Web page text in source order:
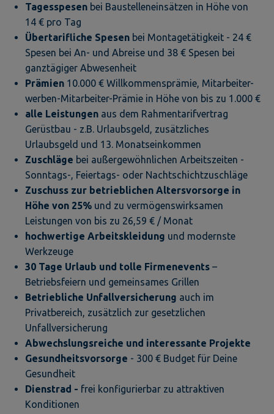
Tagesspesen bei Baustelleneinsätzen in Höhe von
14 € pro Tag
Übertarifliche Spesen bei Montagetätigkeit - 24 €
Spesen bei An- und Abreise und 38 € Spesen bei
ganztägiger Abwesenheit
Prämien 10.000 € Willkommensprämie, Mitarbeiter-
werben-Mitarbeiter-Prämie in Höhe von bis zu 1.000 €
alle Leistungen aus dem Rahmentarifvertrag
Gerüstbau - z.B. Urlaubsgeld, zusätzliches
Urlaubsgeld und 13. Monatseinkommen
Zuschläge bei außergewöhnlichen Arbeitszeiten -
Sonntags-, Feiertags- oder Nachtschichtzuschläge
Zuschuss zur betrieblichen Altersvorsorge in
Höhe von 25% und zu vermögenswirksamen
Leistungen von bis zu 26,59 € / Monat
hochwertige Arbeitskleidung und modernste
Werkzeuge
30 Tage Urlaub und tolle Firmenevents –
Betriebsfeiern und gemeinsames Grillen
Betriebliche Unfallversicherung auch im
Privatbereich, zusätzlich zur gesetzlichen
Unfallversicherung
Abwechslungsreiche und interessante Projekte
Gesundheitsvorsorge - 300 € Budget für Deine
Gesundheit
Dienstrad - frei konfigurierbar zu attraktiven
Konditionen